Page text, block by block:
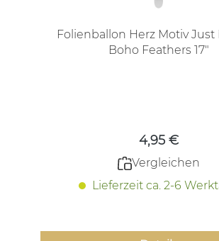
Folienballon Herz Motiv Just
Boho Feathers 17"
4,95 €
Vergleichen
Lieferzeit ca. 2-6